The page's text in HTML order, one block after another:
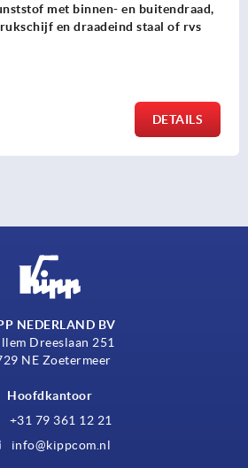
kunststof met binnen- en
en draadeind staal of rvs
DETAILS
NEDERLAND BV
Dreeslaan 251
NE Zoetermeer
Hoofdkantoor
+31 79 361 12 21
info@kippcom.nl